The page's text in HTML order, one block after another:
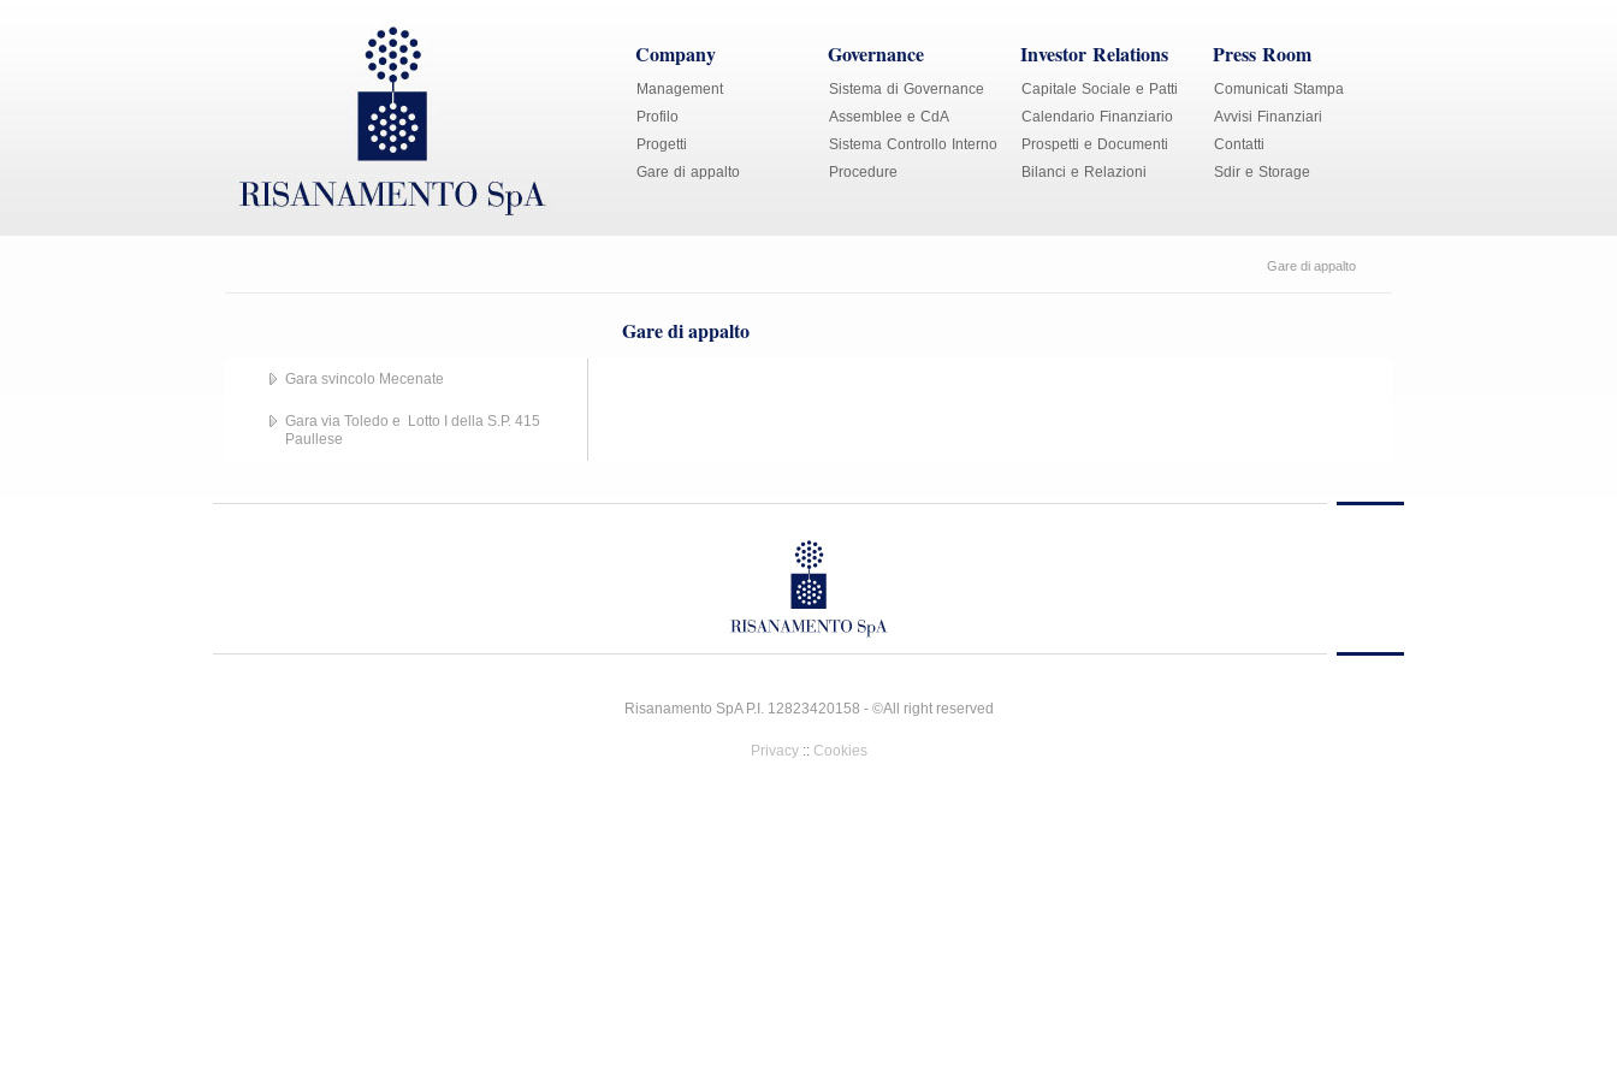
Company
Management
Profilo
Progetti
Gare di appalto
Governance
Sistema di Governance
Assemblee e CdA
Sistema Controllo Interno
Procedure
Investor Relations
Capitale Sociale e Patti
Calendario Finanziario
Prospetti e Documenti
Bilanci e Relazioni
Press Room
Comunicati Stampa
Avvisi Finanziari
Contatti
Sdir e Storage
Gare di appalto
Gare di appalto
Gara svincolo Mecenate
Gara via Toledo e Lotto I della S.P. 415
Paullese
Risanamento SpA P.I. 12823420158 - ©All right reserved
Privacy:: Cookies